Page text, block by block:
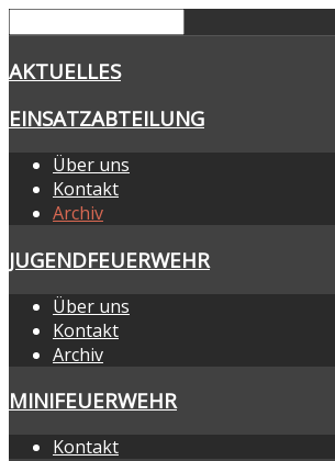
AKTUELLES
EINSATZABTEILUNG
Über uns
Kontakt
Archiv
JUGENDFEUERWEHR
Über uns
Kontakt
Archiv
MINIFEUERWEHR
Kontakt